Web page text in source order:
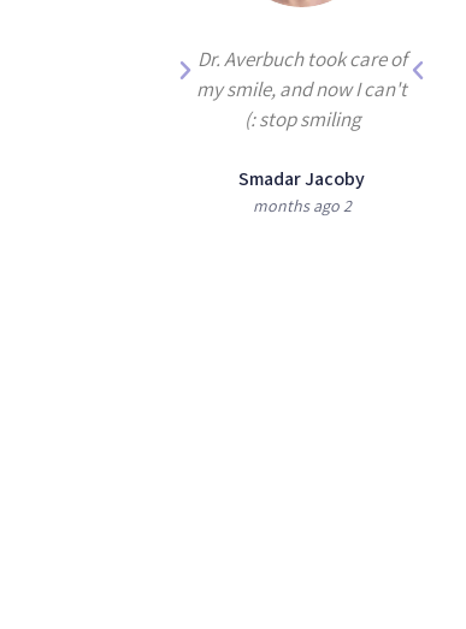
Dr. Averbuch took care of
my smile, and now I can't
stop smiling :)
Smadar Jacoby
2 months ago